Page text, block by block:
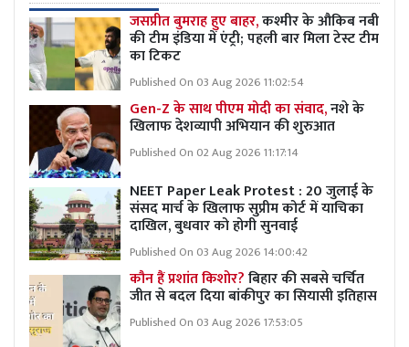
जसप्रीत बुमराह हुए बाहर,कश्मीर के औकिब नबी
की टीम इंडिया में एंट्री; पहली बार मिला टेस्ट टीम
का टिकट
Published On 03 Aug 2026 11:02:54
Gen-Z के साथ पीएम मोदी का संवाद,नशे के
खिलाफ देशव्यापी अभियान की शुरुआत
Published On 02 Aug 2026 11:17:14
NEET Paper Leak Protest : 20 जुलाई के
संसद मार्च के खिलाफ सुप्रीम कोर्ट में याचिका
दाखिल, बुधवार को होगी सुनवाई
Published On 03 Aug 2026 14:00:42
कौन हैं प्रशांत किशोर?बिहार की सबसे चर्चित
जीत से बदल दिया बांकीपुर का सियासी इतिहास
Published On 03 Aug 2026 17:53:05